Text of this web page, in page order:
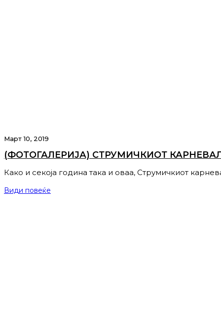
Март 10, 2019
(ФОТОГАЛЕРИЈА) СТРУМИЧКИОТ
Како и секоја година така и оваа, Струмичкиот
Види повеќе